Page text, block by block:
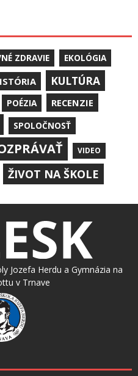
ZDRAVIE EKOLÓGIA
KULTÚRA
POÉZIA RECENZIE
SPOLOČNOSŤ
VIDEO
ŽIVOT NA ŠKOLE
Jozefa Herdu a Gymnázia na
v Trnave